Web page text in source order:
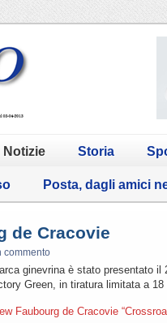
Notizie Storia
Posta, dagli amici
de Cracovie
commento
ginevrina è stato presentato il
Green, in tiratura limitata a 18
Faubourg de Cracovie